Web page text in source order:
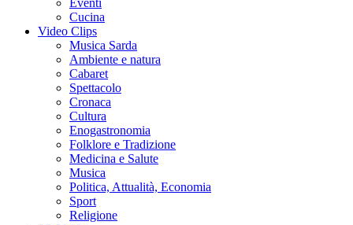
Eventi
Cucina
Video Clips
Musica Sarda
Ambiente e natura
Cabaret
Spettacolo
Cronaca
Cultura
Enogastronomia
Folklore e Tradizione
Medicina e Salute
Musica
Politica, Attualità, Economia
Sport
Religione